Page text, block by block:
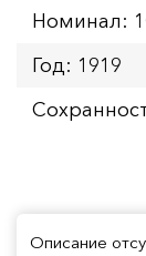
Номинал:
Год: 1919
Описание